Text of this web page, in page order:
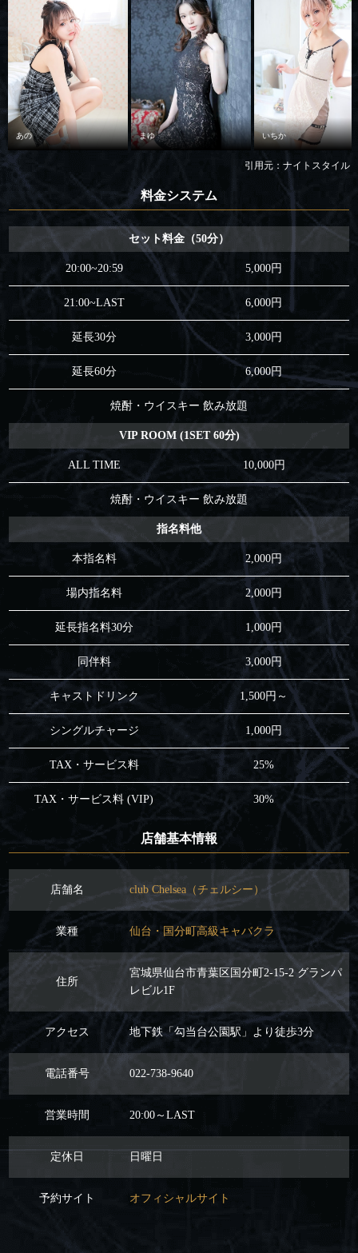
あの まゆ いちか
引用元：ナイトスタイル
料金システム
セット料金（50分）
20:00~20:59 5,000円
21:00~LAST 6,000円
延長30分 3,000円
延長60分 6,000円
焼酎・ウイスキー 飲み放題
VIP ROOM (1SET 60分)
ALL TIME 10,000円
焼酎・ウイスキー 飲み放題
指名料他
本指名料 2,000円
場内指名料 2,000円
延長指名料30分 1,000円
同伴料 3,000円
キャストドリンク 1,500円～
シングルチャージ 1,000円
TAX・サービス料 25%
TAX・サービス料 (VIP) 30%
店舗基本情報
店舗名 club Chelsea（チェルシー）
業種 仙台・国分町高級キャバクラ
住所
宮城県仙台市青葉区国分町2-15-2 グランパ
レビル1F
アクセス 地下鉄「勾当台公園駅」より徒歩3分
電話番号 022-738-9640
営業時間 20:00～LAST
定休日 日曜日
予約サイト オフィシャルサイト